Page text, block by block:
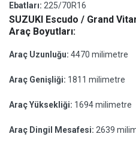
Ebatları: 225/70R16
SUZUKI Escudo / Grand
Araç Boyutları:
Araç Uzunluğu: 4470 milimetre
Araç Genişliği: 1811 milimetre
Araç Yüksekliği: 1694 milimetre
Araç Dingil Mesafesi: 2639